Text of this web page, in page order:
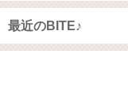
最近のBITE♪